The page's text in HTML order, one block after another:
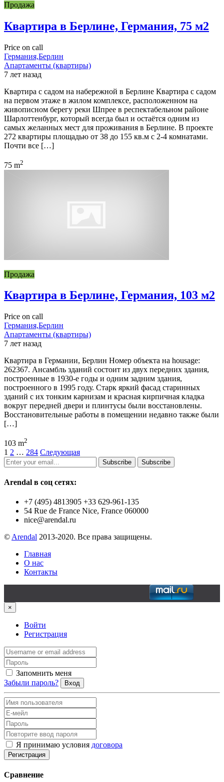
Продажа
Квартира в Берлине, Германия, 75 м2
Price on call
Германия,Берлин
Апартаменты (квартиры)
7 лет назад
Квартира с садом на набережной в Берлине Квартира с садом
на первом этаже в жилом комплексе, расположенном на
живописном берегу реки Шпрее в респектабельном районе
Шарлоттенбург, который всегда был и остаётся одним из
самых желанных мест для проживания в Берлине. В проекте
272 квартиры площадью от 38 до 155 кв.м с 2-4 комнатами.
Почти все […]
75 m2
Продажа
Квартира в Берлине, Германия, 103 м2
Price on call
Германия,Берлин
Апартаменты (квартиры)
7 лет назад
Квартира в Германии, Берлин Номер объекта на housage:
262367. Ансамбль зданий состоит из двух передних здания,
построенные в 1930-е годы и одним задним здания,
построенного в 1995 году. Старк яркий фасад старинных
зданий с их тонким карнизам и красная кирпичная кладка
вокруг передней двери и плинтусы были восстановлены.
Восстановительные работы в помещении недавно также были
[…]
103 m2
1 2 … 284 Следующая
Subscribe Subscribe
Arendal в соц сетях:
+7 (495) 4813905 +33 629-961-135
54 Rue de France Nice, France 060000
nice@arendal.ru
© Arendal 2013-2020. Все права защищены.
Главная
О нас
Контакты
×
Войти
Регистрация
Запомнить меня
Забыли пароль?
Вход
Я принимаю условия договора
Регистрация
Сравнение